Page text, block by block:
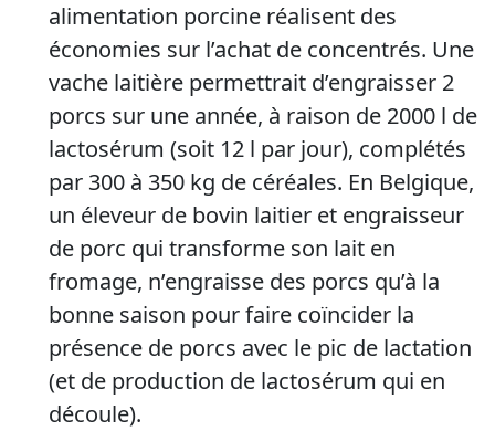
alimentation porcine réalisent des
économies sur l’achat de concentrés. Une
vache laitière permettrait d’engraisser 2
porcs sur une année, à raison de 2000 l de
lactosérum (soit 12 l par jour), complétés
par 300 à 350 kg de céréales. En Belgique,
un éleveur de bovin laitier et engraisseur
de porc qui transforme son lait en
fromage, n’engraisse des porcs qu’à la
bonne saison pour faire coïncider la
présence de porcs avec le pic de lactation
(et de production de lactosérum qui en
découle).